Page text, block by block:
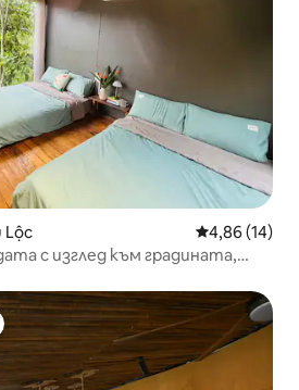
Lộc Средна
4,86 (14)
с изглед към градината,